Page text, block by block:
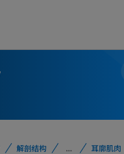
解剖结构 ... 耳廓肌肉